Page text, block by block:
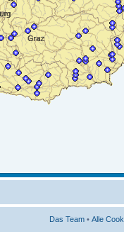
Das Team • Alle